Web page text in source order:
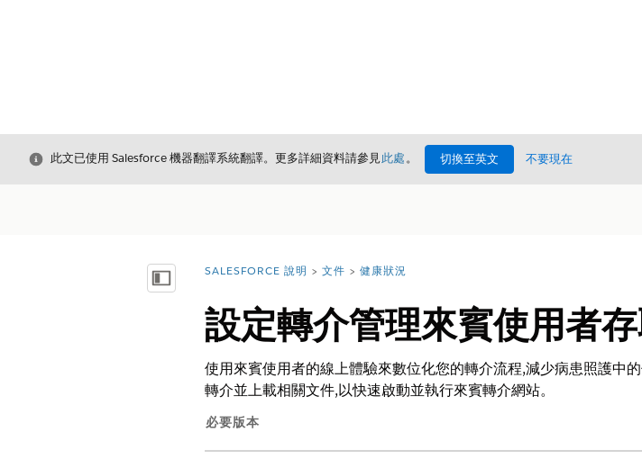
結束
此文已使用 Salesforce 機器翻譯系統翻譯。更多詳細資料請參見此處。 切換至英文 不要現在
顯示目錄 您位於此處：
SALESFORCE 說明 文件 健康狀況
設定轉介管理來賓使用者
使用來賓使用者的線上體驗來數位化您的轉介流程,減少病患照護中
轉介並上載相關文件,以快速啟動並執行來賓轉介網站。
必要版本